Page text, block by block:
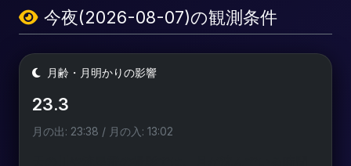
今夜(2026-08-07)の観測条件
月齢・月明かりの影響
23.3
月の出: 23:38 / 月の入: 13:02